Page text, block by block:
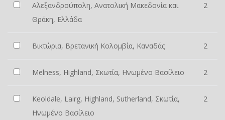
Αλεξανδρούπολη, Ανατολική Μακεδονία και
Θράκη, Ελλάδα
2
Βικτώρια, Βρετανική Κολομβία, Καναδάς 2
Melness, Highland, Σκωτία, Ηνωμένο Βασίλειο 2
Keoldale, Lairg, Highland, Sutherland, Σκωτία,
Ηνωμένο Βασίλειο
2